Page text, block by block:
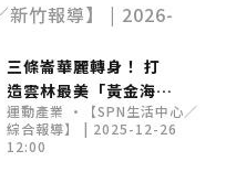
新竹報導】 | 2026-
三條崙華麗轉身！ 打
造雲林最美「黃金海
岸」 親海、自行車、
夕陽美景一網打盡
運動產業 •【SPN生活中心／
綜合報導】 | 2025-12-26
12:00